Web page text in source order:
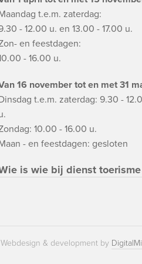
t.e.m. zaterdag:
- 12.00 u. en 13.00 - 17.00 u.
en feestdagen:
- 16.00 u.
16 november tot en met 31
t.e.m. zaterdag: 9.30 -
10.00 - 16.00 u.
- en feestdagen: gesloten
is wie bij dienst
Webdesign & development by